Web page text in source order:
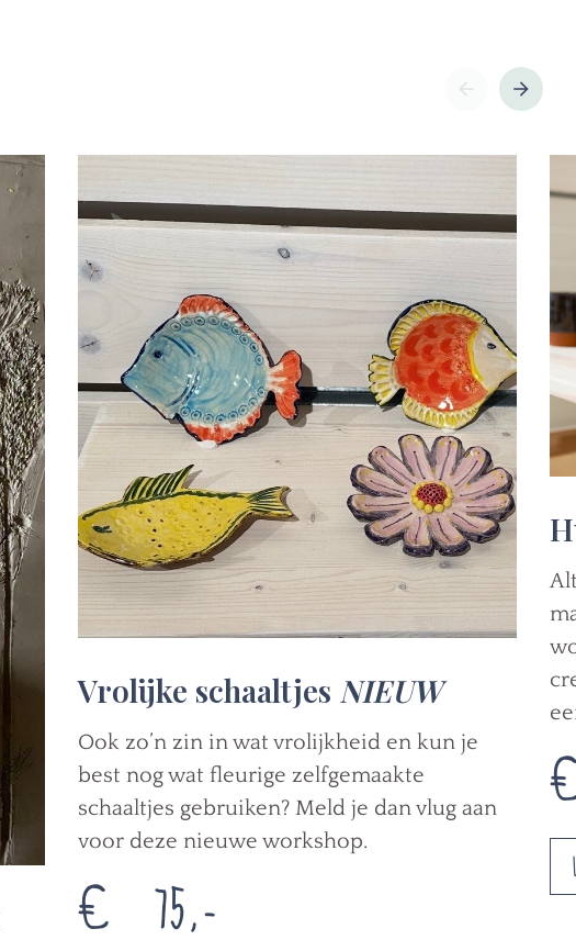
Vrolijke schaaltjes NIEUW
Ook zo’n zin in wat vrolijkheid en kun je
best nog wat fleurige zelfgemaakte
schaaltjes gebruiken? Meld je dan vlug aan
voor deze nieuwe workshop.
€ 75,-